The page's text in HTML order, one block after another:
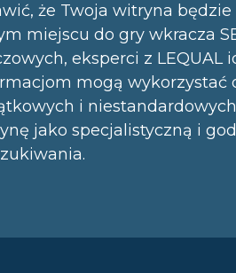
że Twoja witryna
miejscu do gry wkracza
eksperci z
mogą wykorzystać
i
jako specjalistyczną i